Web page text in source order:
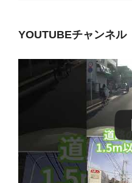
YOUTUBEチャンネル